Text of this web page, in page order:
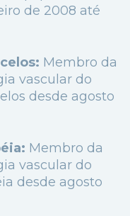
de 2008 até
Membro da
vascular do
desde agosto
Membro da
vascular do
desde agosto